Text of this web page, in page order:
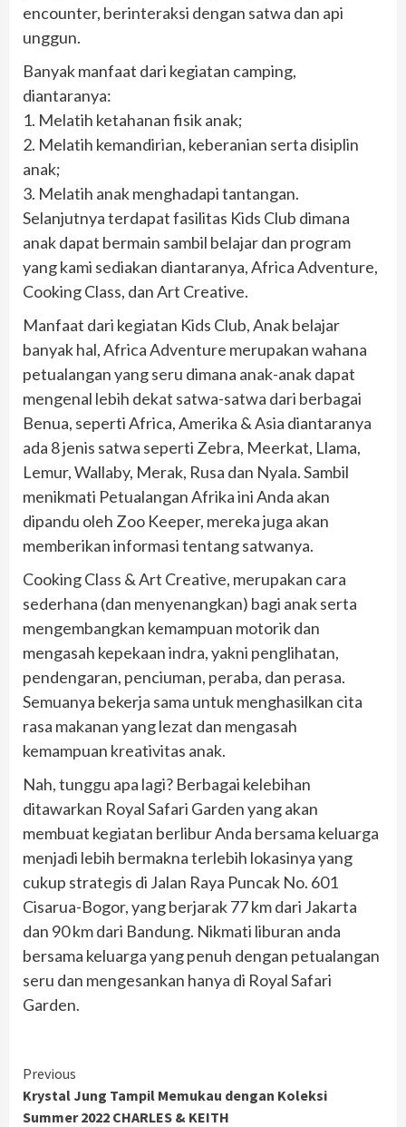
encounter, berinteraksi dengan satwa dan api
unggun.
Banyak manfaat dari kegiatan camping,
diantaranya:
1. Melatih ketahanan fisik anak;
2. Melatih kemandirian, keberanian serta disiplin
anak;
3. Melatih anak menghadapi tantangan.
Selanjutnya terdapat fasilitas Kids Club dimana
anak dapat bermain sambil belajar dan program
yang kami sediakan diantaranya, Africa Adventure,
Cooking Class, dan Art Creative.
Manfaat dari kegiatan Kids Club, Anak belajar
banyak hal, Africa Adventure merupakan wahana
petualangan yang seru dimana anak-anak dapat
mengenal lebih dekat satwa-satwa dari berbagai
Benua, seperti Africa, Amerika & Asia diantaranya
ada 8 jenis satwa seperti Zebra, Meerkat, Llama,
Lemur, Wallaby, Merak, Rusa dan Nyala. Sambil
menikmati Petualangan Afrika ini Anda akan
dipandu oleh Zoo Keeper, mereka juga akan
memberikan informasi tentang satwanya.
Cooking Class & Art Creative, merupakan cara
sederhana (dan menyenangkan) bagi anak serta
mengembangkan kemampuan motorik dan
mengasah kepekaan indra, yakni penglihatan,
pendengaran, penciuman, peraba, dan perasa.
Semuanya bekerja sama untuk menghasilkan cita
rasa makanan yang lezat dan mengasah
kemampuan kreativitas anak.
Nah, tunggu apa lagi? Berbagai kelebihan
ditawarkan Royal Safari Garden yang akan
membuat kegiatan berlibur Anda bersama keluarga
menjadi lebih bermakna terlebih lokasinya yang
cukup strategis di Jalan Raya Puncak No. 601
Cisarua-Bogor, yang berjarak 77 km dari Jakarta
dan 90 km dari Bandung. Nikmati liburan anda
bersama keluarga yang penuh dengan petualangan
seru dan mengesankan hanya di Royal Safari
Garden.
Continue
Reading
Previous
Krystal Jung Tampil Memukau dengan Koleksi
Summer 2022 CHARLES & KEITH